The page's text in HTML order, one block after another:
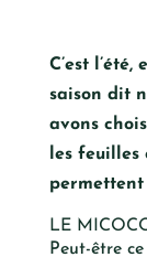
C’est
saison dit
avons
les feuilles
LE
Peut-être